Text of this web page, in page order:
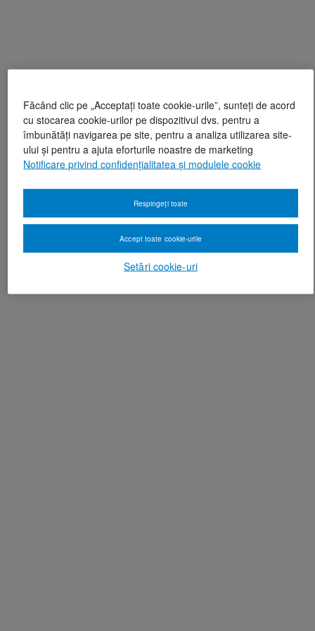
Făcând clic pe „Acceptați toate cookie-urile”, sunteți de acord
cu stocarea cookie-urilor pe dispozitivul dvs. pentru a
îmbunătăți navigarea pe site, pentru a analiza utilizarea site-
ului și pentru a ajuta eforturile noastre de marketing
Notificare privind confidențialitatea și modulele cookie
Setări cookie-uri
Respingeți toate
Accept toate cookie-urile